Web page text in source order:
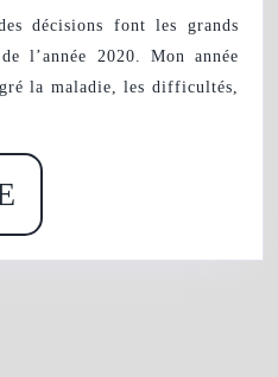
2021
décisions font les grands
l’année 2020. Mon année
la maladie, les difficultés,
MORE